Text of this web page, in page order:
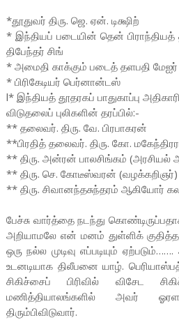
*தூதுவர் திரு. ஜெ. ஏன். டிக்ஷிற்
* இந்தியப் படையின் தென்
திபேந்தர் சிங்
* அமைதி காக்கும் படைத் தளபதி
* பிரிகேடியர் பெர்னான்டஸ்
l* இந்தியத் தூதரகப் பாதுகாப்பு
விடுதலைப் புலிகளின் தரப்பில்:-
** தலைவர். திரு. வே. பிரபாகரன்
**பிரதித் தலைவர். திரு. கோ.
** திரு. அன்ரன் பாலசிங்கம்
** திரு. செ. கோடீஸ்வரன் (வழக்கறிஞர்)
** திரு. சிவானந்தசுந்தரம் ஆகியோர்
பேச்சு வார்த்தை நடந்து
அறியாமலே என் மனம் துள்ளிக்
ஒரு நல்ல முடிவு எப்படியும்
உடனடியாக திலீபனை யாழ்.
சிகிச்சைப் பிரிவில் விசேட
மணித்தியாலங்களில் அவர்
திரும்பிவிடுவார்.